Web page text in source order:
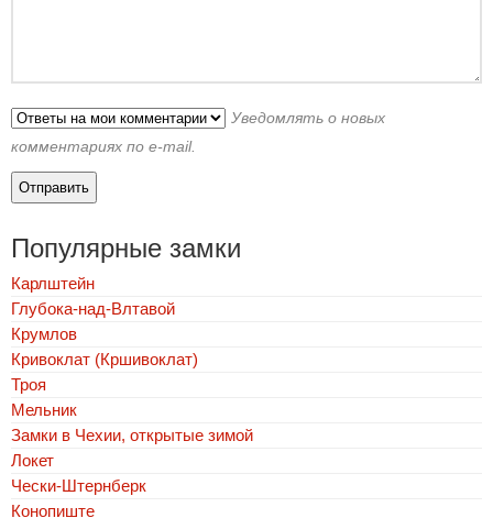
Уведомлять о новых
комментариях по e-mail.
Популярные замки
Карлштейн
Глубока-над-Влтавой
Крумлов
Кривоклат (Кршивоклат)
Троя
Мельник
Замки в Чехии, открытые зимой
Локет
Чески-Штернберк
Конопиште